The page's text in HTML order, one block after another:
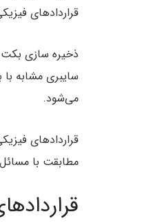
قراردادهای
سایبری مشابه
می‌شود.
قراردادهای
مطابقت با